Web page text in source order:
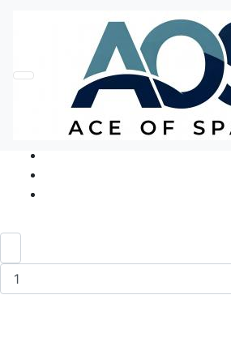
Без категорії
Футболка В моєму серці
Код товару: Ace5244